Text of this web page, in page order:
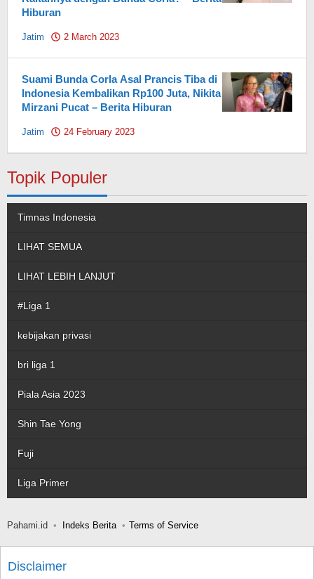
Hiburan
Jatim 2 March 2023
Suami Bunda Corla Asal Prancis Tiba di
Indonesia Kembalikan Rp100 Juta, Nikita
Mirzani Pucat – Berita Hiburan
Jatim 24 February 2023
Topik Populer
Timnas Indonesia
LIHAT SEMUA
LIHAT LEBIH LANJUT
#Liga 1
kebijakan privasi
bri liga 1
Piala Asia 2023
Shin Tae Yong
Fuji
Liga Primer
Pahami.id Indeks Berita Terms of Service
Disclaimer